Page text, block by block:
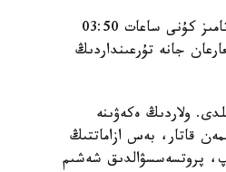
الماتى قالاسى پوليتسيا دەپارتامەنتىنىڭ مالىمەتىنشە، وقيعا تۇركسىب اۋدانىندا 4 -تامىز كۇنى ساعات 03:50
شىعارعان جانە تۇرعىنداردىڭ
ولاردىڭ ەكەۋىنە
قاتار، بەس ازاماتتىڭ
پروتسەسسۋالدىق شەشىم